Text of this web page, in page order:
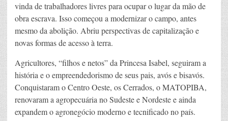
vinda de trabalhadores livres para ocupar o lugar da mão de
obra escrava. Isso começou a modernizar o campo, antes
mesmo da abolição. Abriu perspectivas de capitalização e
novas formas de acesso à terra.
Agricultores, “filhos e netos” da Princesa Isabel, seguiram a
história e o empreendedorismo de seus pais, avós e bisavós.
Conquistaram o Centro Oeste, os Cerrados, o MATOPIBA,
renovaram a agropecuária no Sudeste e Nordeste e ainda
expandem o agronegócio moderno e tecnificado no país.